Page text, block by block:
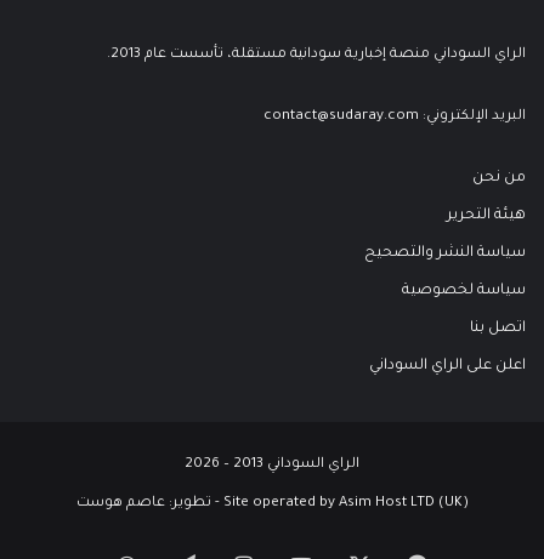
الراي السوداني منصة إخبارية سودانية مستقلة، تأسست عام 2013.
البريد الإلكتروني: contact@sudaray.com
من نحن
هيئة التحرير
سياسة النشر والتصحيح
سياسة لخصوصية
اتصل بنا
اعلن على الراي السوداني
الراي السوداني 2013 – 2026
Site operated by Asim Host LTD (UK) - تطوير: عاصم هوست